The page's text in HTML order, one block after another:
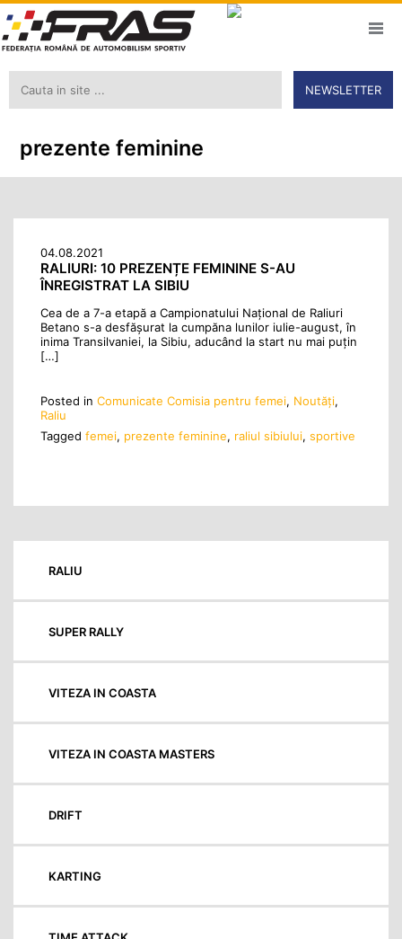
NEWSLETTER
prezente feminine
04.08.2021
RALIURI: 10 PREZENȚE FEMININE S-AU
ÎNREGISTRAT LA SIBIU
Cea de a 7-a etapă a Campionatului Național de Raliuri
Betano s-a desfășurat la cumpăna lunilor iulie-august, în
inima Transilvaniei, la Sibiu, aducând la start nu mai puțin
[…]
Posted in Comunicate Comisia pentru femei, Noutăţi,
Raliu
Tagged femei, prezente feminine, raliul sibiului, sportive
RALIU
SUPER RALLY
VITEZA IN COASTA
VITEZA IN COASTA MASTERS
DRIFT
KARTING